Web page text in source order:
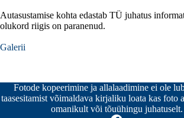
Autasustamise kohta edastab TÜ juhatus
olukord riigis on paranenud.
Galerii
Fotode kopeerimine ja allalaadimine ei ole
taasesitamist võimaldava kirjaliku loata kas foto
omanikult või tõuühingu juhatuselt.